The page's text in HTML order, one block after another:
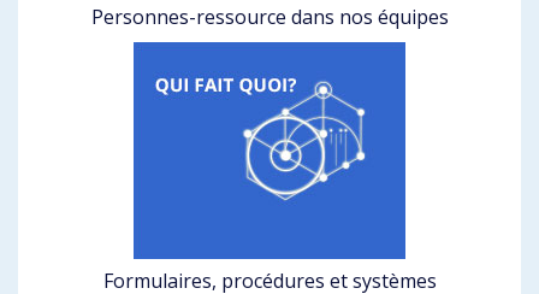
Personnes-ressource dans nos équipes
Formulaires, procédures et systèmes